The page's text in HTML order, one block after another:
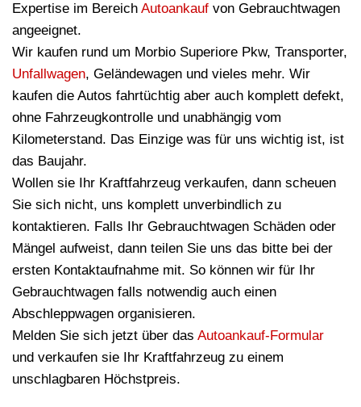
Expertise im Bereich Autoankauf von Gebrauchtwagen
angeeignet.
Wir kaufen rund um Morbio Superiore Pkw, Transporter,
Unfallwagen, Geländewagen und vieles mehr. Wir
kaufen die Autos fahrtüchtig aber auch komplett defekt,
ohne Fahrzeugkontrolle und unabhängig vom
Kilometerstand. Das Einzige was für uns wichtig ist, ist
das Baujahr.
Wollen sie Ihr Kraftfahrzeug verkaufen, dann scheuen
Sie sich nicht, uns komplett unverbindlich zu
kontaktieren. Falls Ihr Gebrauchtwagen Schäden oder
Mängel aufweist, dann teilen Sie uns das bitte bei der
ersten Kontaktaufnahme mit. So können wir für Ihr
Gebrauchtwagen falls notwendig auch einen
Abschleppwagen organisieren.
Melden Sie sich jetzt über das Autoankauf-Formular
und verkaufen sie Ihr Kraftfahrzeug zu einem
unschlagbaren Höchstpreis.